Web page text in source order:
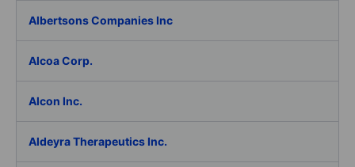
Albertsons Companies Inc
Alcoa Corp.
Alcon Inc.
Aldeyra Therapeutics Inc.